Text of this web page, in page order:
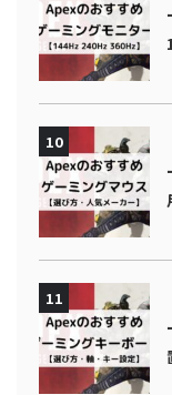
10
11